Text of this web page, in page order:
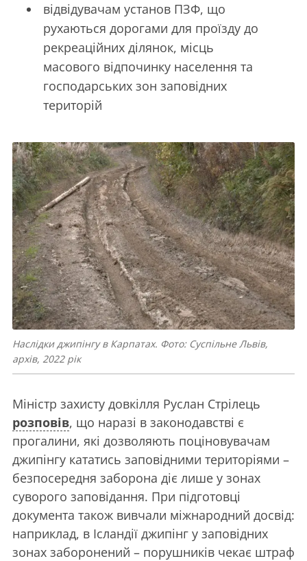
відвідувачам установ ПЗФ, що
рухаються дорогами для проїзду до
рекреаційних ділянок, місць
масового відпочинку населення та
господарських зон заповідних
територій
Наслідки джипінгу в Карпатах. Фото: Суспільне Львів,
архів, 2022 рік
Міністр захисту довкілля Руслан Стрілець
розповів, що наразі в законодавстві є
прогалини, які дозволяють поціновувачам
джипінгу кататись заповідними територіями –
безпосередня заборона діє лише у зонах
суворого заповідання. При підготовці
документа також вивчали міжнародний досвід:
наприклад, в Ісландії джипінг у заповідних
зонах заборонений – порушників чекає штраф